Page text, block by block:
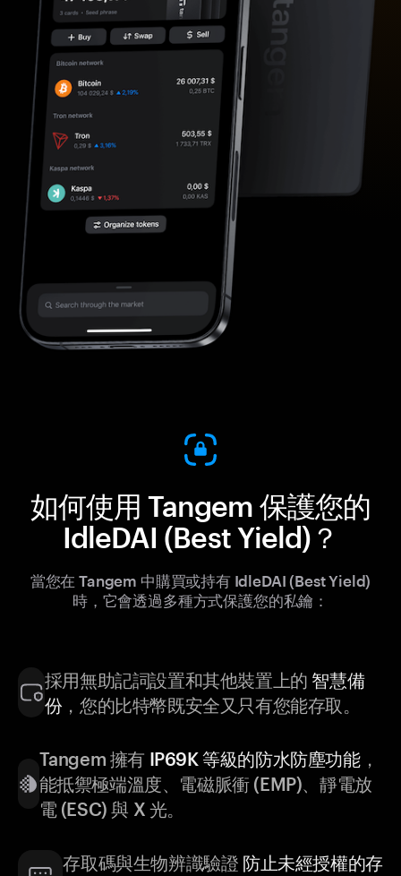
如何使用 Tangem 保護您的
IdleDAI (Best Yield)？
當您在 Tangem 中購買或持有 IdleDAI (Best Yield)
時，它會透過多種方式保護您的私鑰：
採用無助記詞設置和其他裝置上的 智慧備
份，您的比特幣既安全又只有您能存取。
Tangem 擁有 IP69K 等級的防水防塵功能，
能抵禦極端溫度、電磁脈衝 (EMP)、靜電放
電 (ESC) 與 X 光。
存取碼與生物辨識驗證 防止未經授權的存